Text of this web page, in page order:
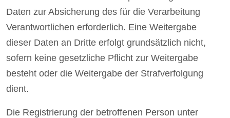
Daten zur Absicherung des für die Verarbeitung
Verantwortlichen erforderlich. Eine Weitergabe
dieser Daten an Dritte erfolgt grundsätzlich nicht,
sofern keine gesetzliche Pflicht zur Weitergabe
besteht oder die Weitergabe der Strafverfolgung
dient.
Die Registrierung der betroffenen Person unter